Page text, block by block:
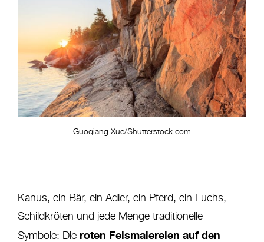
Guoqiang Xue/Shutterstock.com
Kanus, ein Bär, ein Adler, ein Pferd, ein Luchs,
Schildkröten und jede Menge traditionelle
Symbole: Die roten Felsmalereien auf den